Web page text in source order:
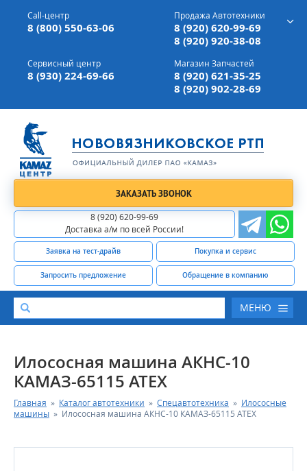
г. Вязники,ул. Механизаторов, д 90
Доставка а/м,по всей России
Call-центр
8 (800) 550-63-06
Продажа Автотехники
8 (920) 620-99-69
8 (920) 920-38-08
Сервисный центр
8 (930) 224-69-66
Магазин Запчастей
8 (920) 621-35-25
8 (920) 902-28-69
ЗАКАЗАТЬ ЗВОНОК
8 (920) 620-99-69
Доставка а/м по всей России!
Заявка на тест-драйв Покупка и сервис
Запросить предложение Обращение в компанию
МЕНЮ
КАТАЛОГ АВТОТЕХНИКИ
Илососная машина АКНС-10
КАМАЗ-65115 АТЕХ
Главная » Каталог автотехники » Спецавтотехника » Илососные
машины » Илососная машина АКНС-10 КАМАЗ-65115 АТЕХ